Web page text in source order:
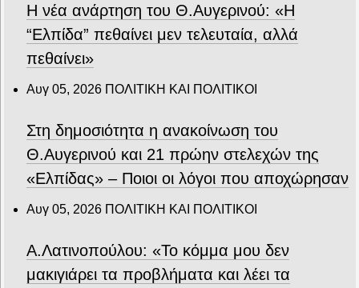
Η νέα ανάρτηση του Θ.Αυγερινού: «Η
“Ελπίδα” πεθαίνει μεν τελευταία, αλλά
πεθαίνει»
Αυγ 05, 2026 ΠΟΛΙΤΙΚΗ ΚΑΙ ΠΟΛΙΤΙΚΟΙ
Στη δημοσιότητα η ανακοίνωση του
Θ.Αυγερινού και 21 πρώην στελεχών της
«Ελπίδας» – Ποιοι οι λόγοι που αποχώρησαν
Αυγ 05, 2026 ΠΟΛΙΤΙΚΗ ΚΑΙ ΠΟΛΙΤΙΚΟΙ
Α.Λατινοπούλου: «Το κόμμα μου δεν
μακιγιάρει τα προβλήματα και λέει τα